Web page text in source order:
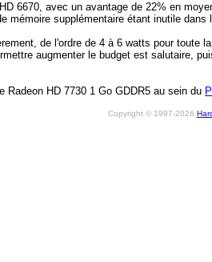
6670, avec un avantage de 22% en
supplémentaire étant inutile
de l'ordre de 4 à 6 watts pour
augmenter le budget est salutaire,
Radeon HD 7730 1 Go GDDR5 au sein du
Copyright © 1997-2026